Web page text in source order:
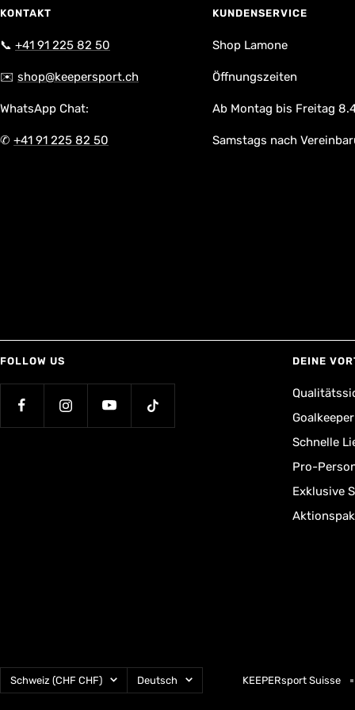
KONTAKT
📞 +41 91 225 82 50
✉️ shop@keepersport.ch
WhatsApp Chat:
✆ +41 91 225 82 50
KUNDENSERVICE
Shop Lamone
Öffnungszeiten
Ab Montag bis Freitag
Samstags nach
FOLLOW US DEINE
Schnelle
Pro-
Exklusive
Land/Region
Schweiz (CHF CHF) Sprache
Deutsch KEEPERsport Suisse